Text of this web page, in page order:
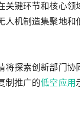
关键环节和核心领
人机制造集聚地和
将探索创新部门协
制推广的低空应用